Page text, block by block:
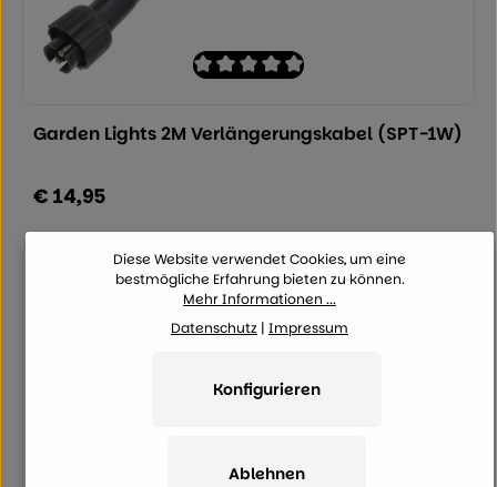
Garden Lights 2M Verlängerungskabel (SPT-1W)
Regulärer Preis:
€ 14,95
Diese Website verwendet Cookies, um eine
bestmögliche Erfahrung bieten zu können.
Mehr Informationen ...
Datenschutz | Impressum
Ablehnen
Konfigurieren